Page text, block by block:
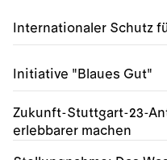
Internationaler Schutz
Initiative "Blaues Gut"
Zukunft-Stuttgart-23-
erlebbarer machen